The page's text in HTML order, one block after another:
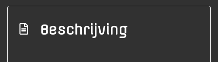
Elektrisch glazen schuif-/kanteldak
Beschrijving